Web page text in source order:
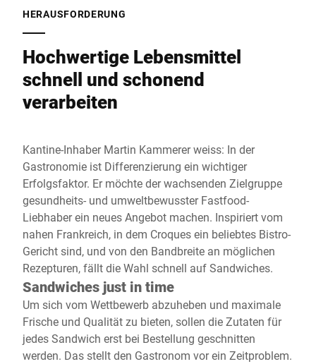
HERAUSFORDERUNG
Hochwertige Lebensmittel
schnell und schonend
verarbeiten
Kantine-Inhaber Martin Kammerer weiss: In der
Gastronomie ist Differenzierung ein wichtiger
Erfolgsfaktor. Er möchte der wachsenden Zielgruppe
gesundheits- und umweltbewusster Fastfood-
Liebhaber ein neues Angebot machen. Inspiriert vom
nahen Frankreich, in dem Croques ein beliebtes Bistro-
Gericht sind, und von den Bandbreite an möglichen
Rezepturen, fällt die Wahl schnell auf Sandwiches.
Sandwiches just in time
Um sich vom Wettbewerb abzuheben und maximale
Frische und Qualität zu bieten, sollen die Zutaten für
jedes Sandwich erst bei Bestellung geschnitten
werden. Das stellt den Gastronom vor ein Zeitproblem.